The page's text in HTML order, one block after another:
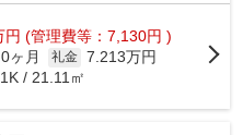
円 (管理費等：7,130円 )
0ヶ月 礼金 7.213万円
/ 21.11㎡